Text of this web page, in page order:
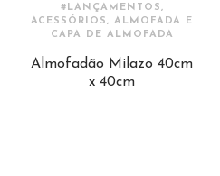
#LANÇAMENTOS,
ACESSÓRIOS, ALMOFADA E
CAPA DE ALMOFADA
Almofadão Milazo 40cm
x 40cm